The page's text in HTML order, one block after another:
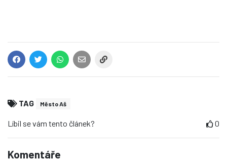
TAG Město Aš
Líbil se vám tento článek? 0
Komentáře